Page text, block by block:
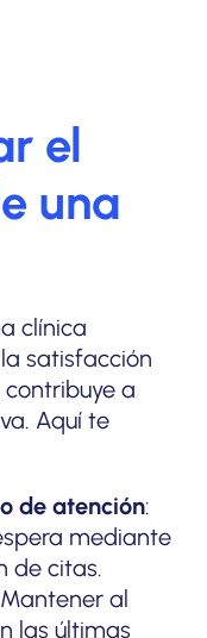
el
una
clínica
satisfacción
a
Aquí te
de atención:
mediante
de citas.
al
las últimas